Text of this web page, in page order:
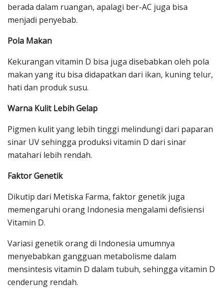
berada dalam ruangan, apalagi ber-AC juga bisa
menjadi penyebab.
Pola Makan
Kekurangan vitamin D bisa juga disebabkan oleh pola
makan yang itu bisa didapatkan dari ikan, kuning telur,
hati dan produk susu.
Warna Kulit Lebih Gelap
Pigmen kulit yang lebih tinggi melindungi dari paparan
sinar UV sehingga produksi vitamin D dari sinar
matahari lebih rendah.
Faktor Genetik
Dikutip dari Metiska Farma, faktor genetik juga
memengaruhi orang Indonesia mengalami defisiensi
Vitamin D.
Variasi genetik orang di Indonesia umumnya
menyebabkan gangguan metabolisme dalam
mensintesis vitamin D dalam tubuh, sehingga vitamin D
cenderung rendah.